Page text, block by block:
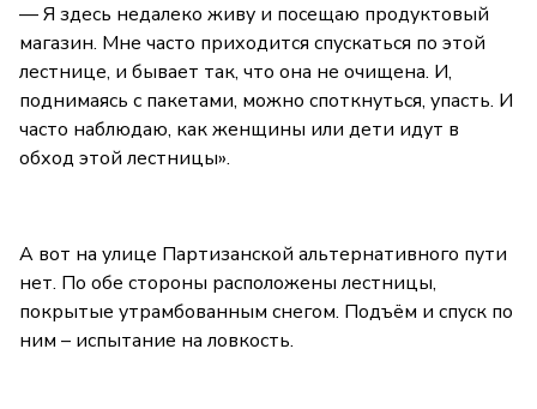
— Я здесь недалеко живу и посещаю продуктовый
магазин. Мне часто приходится спускаться по этой
лестнице, и бывает так, что она не очищена. И,
поднимаясь с пакетами, можно споткнуться, упасть. И
часто наблюдаю, как женщины или дети идут в
обход этой лестницы».
А вот на улице Партизанской альтернативного пути
нет. По обе стороны расположены лестницы,
покрытые утрамбованным снегом. Подъём и спуск по
ним – испытание на ловкость.